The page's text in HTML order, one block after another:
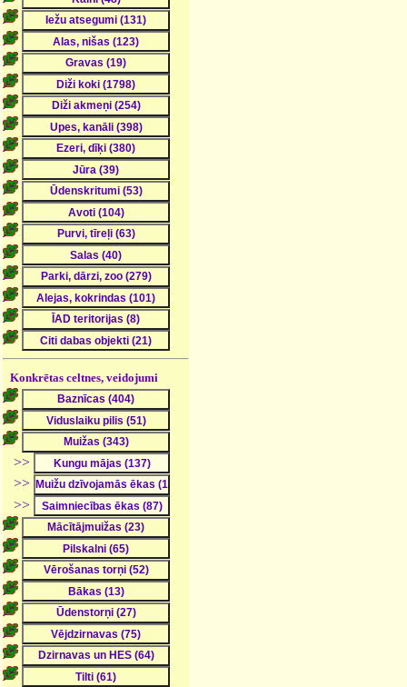
Konkrētas celtnes, veidojumi
>>
>>
>>